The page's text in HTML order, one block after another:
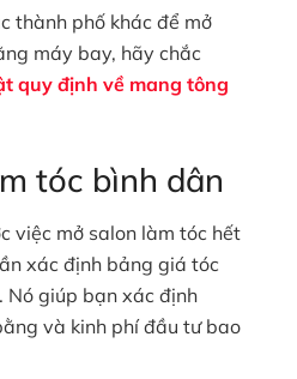
thành phố khác để mở
máy bay, hãy chắc
quy định về mang tông
tóc bình dân
việc mở salon làm tóc hết
xác định bảng giá tóc
Nó giúp bạn xác định
và kinh phí đầu tư bao